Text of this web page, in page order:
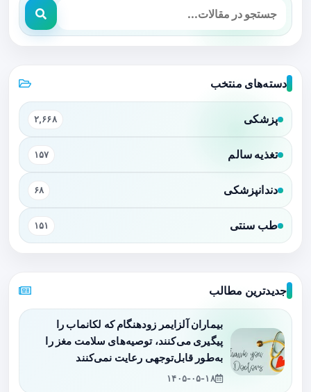
دسته‌های منتخب
پزشکی ۲,۶۶۸
تغذیه سالم ۱۵۷
دندانپزشکی ۶۸
طب سنتی ۱۵۱
جدیدترین مطالب
بیماران آلزایمر زودهنگام که لکانماب را
پیگیری می‌کنند، توصیه‌های سلامت مغز را
به‌طور قابل‌توجهی رعایت نمی‌کنند
۱۴۰۵-۰۵-۱۸